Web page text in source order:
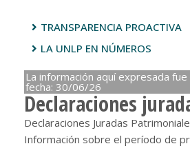
TRANSPARENCIA PROACTIVA
LA UNLP EN NÚMEROS
La información aquí expresada fue
fecha: 30/06/26
Declaraciones
Declaraciones Juradas
Información sobre el período de